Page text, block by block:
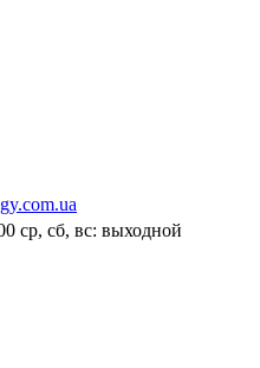
ср, сб, вс: выходной